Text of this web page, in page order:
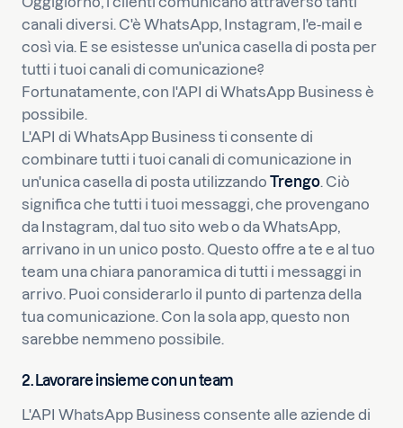
canali diversi. C'è WhatsApp, Instagram, l'e-mail e
così via. E se esistesse un'unica casella di posta per
tutti i tuoi canali di comunicazione?
Fortunatamente, con l'API di WhatsApp Business è
possibile.
L'API di WhatsApp Business ti consente di
combinare tutti i tuoi canali di comunicazione in
un'unica casella di posta utilizzando Trengo. Ciò
significa che tutti i tuoi messaggi, che provengano
da Instagram, dal tuo sito web o da WhatsApp,
arrivano in un unico posto. Questo offre a te e al tuo
team una chiara panoramica di tutti i messaggi in
arrivo. Puoi considerarlo il punto di partenza della
tua comunicazione. Con la sola app, questo non
sarebbe nemmeno possibile.
2. Lavorare insieme con un team
L'API WhatsApp Business consente alle aziende di